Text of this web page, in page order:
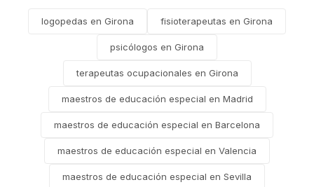
logopedas en Girona fisioterapeutas en Girona
psicólogos en Girona
terapeutas ocupacionales en Girona
maestros de educación especial en Madrid
maestros de educación especial en Barcelona
maestros de educación especial en Valencia
maestros de educación especial en Sevilla